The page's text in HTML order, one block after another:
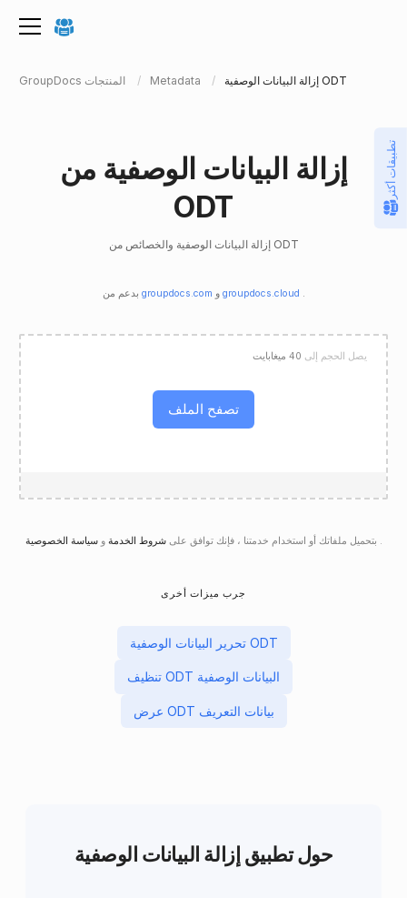
GroupDocs المنتجات Metadata إزالة البيانات الوصفية ODT
إزالة البيانات الوصفية من
ODT
إزالة البيانات الوصفية والخصائص من ODT
groupdocs.com و groupdocs.cloud .
تصفح الملف
يصل الحجم إلى 40 ميغابايت
بتحميل ملفاتك أو استخدام خدمتنا ، فإنك توافق علىشروط الخدمةو .
جرب ميزات أخرى
تحرير البيانات الوصفية ODT
تنظيف ODT البيانات الوصفية
عرض ODT بيانات التعريف
حول تطبيق إزالة البيانات الوصفية
تطبيقات أكثر